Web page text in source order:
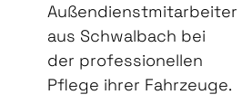
Außendienstmitarbeiter
aus Schwalbach bei
der professionellen
Pflege ihrer Fahrzeuge.